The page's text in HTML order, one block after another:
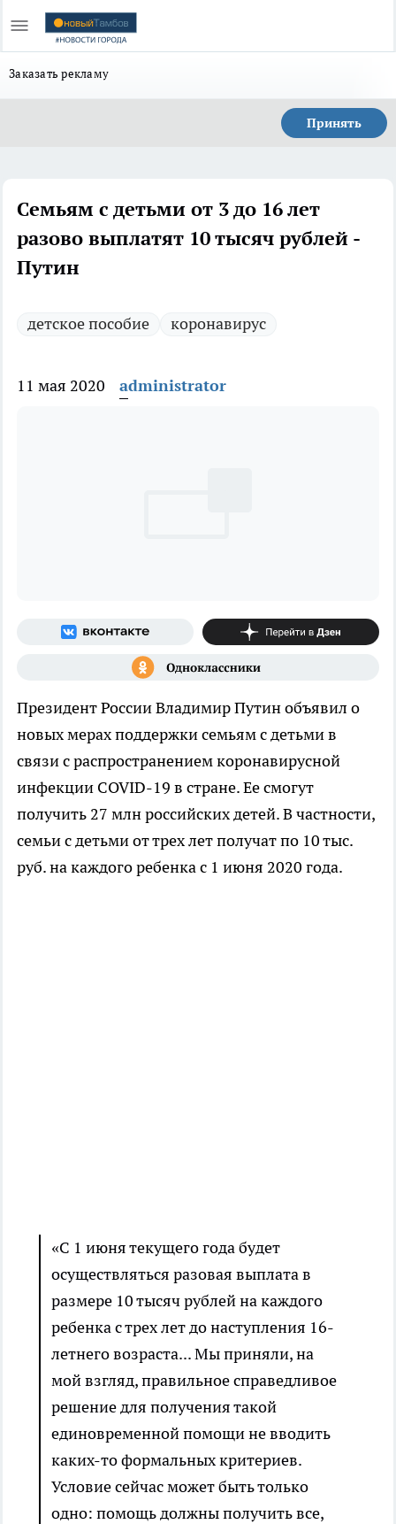
Заказать рекламу
Принять
Семьям с детьми от 3 до 16 лет
разово выплатят 10 тысяч рублей -
Путин
детское пособие коронавирус
11 мая 2020 administrator
Президент России Владимир Путин объявил о
новых мерах поддержки семьям с детьми в
связи с распространением коронавирусной
инфекции COVID-19 в стране. Ее смогут
получить 27 млн российских детей. В частности,
семьи с детьми от трех лет получат по 10 тыс.
руб. на каждого ребенка с 1 июня 2020 года.
«С 1 июня текущего года будет
осуществляться разовая выплата в
размере 10 тысяч рублей на каждого
ребенка с трех лет до наступления 16-
летнего возраста... Мы приняли, на
мой взгляд, правильное справедливое
решение для получения такой
единовременной помощи не вводить
каких-то формальных критериев.
Условие сейчас может быть только
одно: помощь должны получить все,